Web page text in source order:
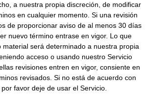
a nuestra propia discreción, de modificar
en cualquier momento. Si una revisión
de proporcionar aviso de al menos ​30 días
nuevo término entrase en vigor. Lo que
material será determinado a nuestra propia
acceso o usando nuestro Servicio
revisiones entren en vigor, consiente en
revisados. Si no está de acuerdo con
favor deje de usar el Servicio.